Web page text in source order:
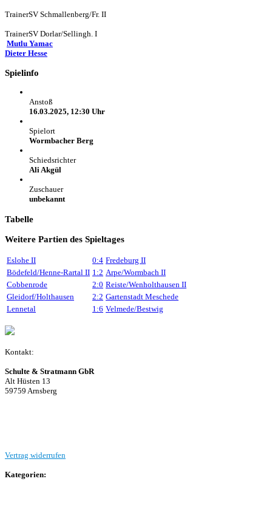
TrainerSV Schmallenberg/Fr. II
TrainerSV Dorlar/Sellingh. I
Mutlu Yamac
Dieter Hesse
Spielinfo
Anstoß
16.03.2025, 12:30 Uhr
Spielort
Wormbacher Berg
Schiedsrichter
Ali Akgül
Zuschauer
unbekannt
Tabelle
Weitere Partien des Spieltages
Eslohe II 0:4 Fredeburg II
Bödefeld/Henne-Rartal II 1:2 Arpe/Wormbach II
Cobbenrode
2:0 Reiste/Wenholthausen II
Gleidorf/Holthausen
2:2 Gartenstadt Meschede
Lennetal
1:6 Velmede/Bestwig
Kontakt:
Schulte & Stratmann GbR
Alt Hüsten 13
59759 Arnsberg
Vertrag widerrufen
Kategorien: